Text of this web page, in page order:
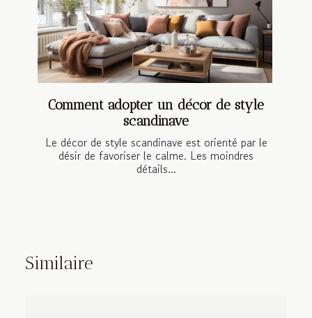
Comment adopter un décor de style
scandinave
Le décor de style scandinave est orienté par le
désir de favoriser le calme. Les moindres
détails...
Similaire